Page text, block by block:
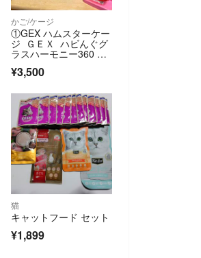
かご/ケージ
①GEX ハムスターケー
ジ ＧＥＸ ハビんぐグ
ラスハーモニー360 小
動物 グラスハーモニー
360プラス
¥3,500
猫
キャットフード セット
¥1,899